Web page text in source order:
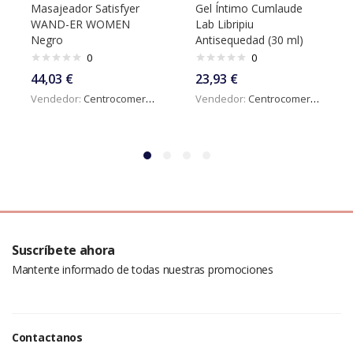
Masajeador Satisfyer
WAND-ER WOMEN
Negro
0
44,03 €
Vendedor: Centrocomercialdigital
Gel Íntimo Cumlaude
Lab Libripiu
Antisequedad (30 ml)
0
23,93 €
Vendedor: Centrocomercialdigital
Suscríbete ahora
Mantente informado de todas nuestras promociones
Contactanos